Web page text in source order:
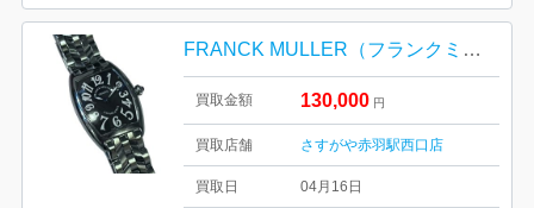
FRANCK MULLER（フランクミュラー）カサブランカ 1752QZ CASA
買取金額 130,000 円
買取店舗 さすがや赤羽駅西口店
買取日 04月16日